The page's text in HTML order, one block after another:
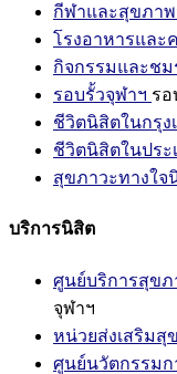
กีฬาและสุขภา
โรงอาหารและ
กิจกรรมและชม
รอบรั้วจุฬาฯ รอ
ชีวิตนิสิตในกรุง
ชีวิตนิสิตในประ
สุขภาวะทางใจ
บริการนิสิต
ศูนย์บริการสุขภ
จุฬาฯ
หน่วยส่งเสริมสุ
ศูนย์นวัตกรรมก